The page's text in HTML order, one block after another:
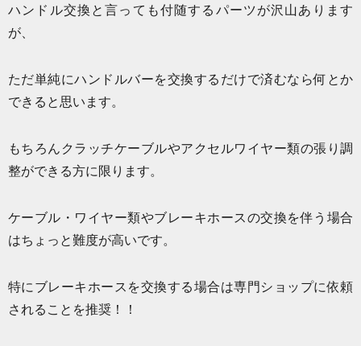
ハンドル交換と言っても付随するパーツが沢山あります
が、
ただ単純にハンドルバーを交換するだけで済むなら何とか
できると思います。
もちろんクラッチケーブルやアクセルワイヤー類の張り調
整ができる方に限ります。
ケーブル・ワイヤー類やブレーキホースの交換を伴う場合
はちょっと難度が高いです。
特にブレーキホースを交換する場合は専門ショップに依頼
されることを推奨！！